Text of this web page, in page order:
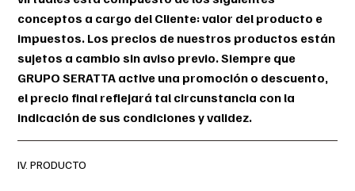
conceptos a cargo del Cliente: valor del producto e
impuestos. Los precios de nuestros productos están
sujetos a cambio sin aviso previo. Siempre que
GRUPO SERATTA active una promoción o descuento,
el precio final reflejará tal circunstancia con la
indicación de sus condiciones y validez.
IV. PRODUCTO